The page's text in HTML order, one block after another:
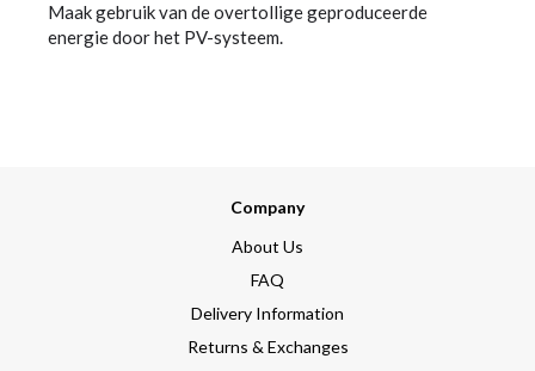
Maak gebruik van de overtollige geproduceerde
energie door het PV-systeem.
Company
About Us
FAQ
Delivery Information
Returns & Exchanges